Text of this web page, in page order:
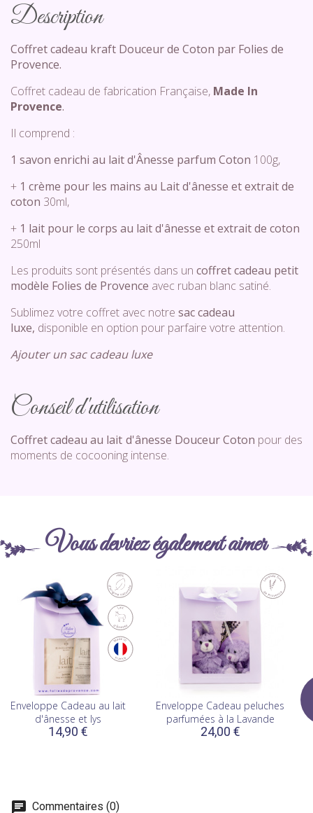
Description
Coffret cadeau kraft Douceur de Coton par Folies de
Provence.
Coffret cadeau de fabrication Française, Made In
Provence.
Il comprend :
1 savon enrichi au lait d'Ânesse parfum Coton 100g,
+ 1 crème pour les mains au Lait d'ânesse et extrait de
coton 30ml,
+ 1 lait pour le corps au lait d'ânesse et extrait de coton
250ml
Les produits sont présentés dans un coffret cadeau petit
modèle Folies de Provence avec ruban blanc satiné.
Sublimez votre coffret avec notre sac cadeau
luxe, disponible en option pour parfaire votre attention.
Ajouter un sac cadeau luxe
Conseil d'utilisation
Coffret cadeau au lait d'ânesse Douceur Coton pour des
moments de cocooning intense.
Vous devriez également aimer
Enveloppe Cadeau au lait
d'ânesse et lys
14,90 €
Enveloppe Cadeau peluches
parfumées à la Lavande
24,00 €
Commentaires (0)